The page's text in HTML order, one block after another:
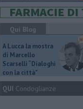
Qui Blog
A Lucca la mostra
di Marcello
Scarselli “Dialoghi
con la città"
QUI Condoglianze